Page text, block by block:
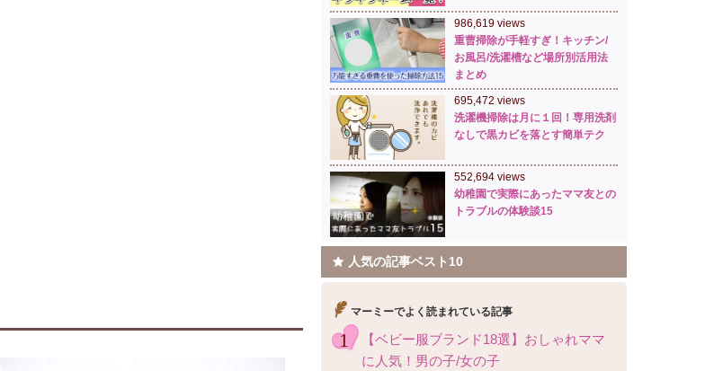
986,619 views
重曹掃除が手軽すぎ！キッチン/
お風呂/洗濯槽など場所別活用法
まとめ
695,472 views
洗濯機掃除は月に１回！専用洗剤
なしで黒カビを落とす簡単テク
552,694 views
幼稚園で実際にあったママ友との
トラブルの体験談15
人気の記事ベスト10
マーミーでよく読まれている記事
【ベビー服ブランド18選】おしゃれママ
に人気！男の子/女の子